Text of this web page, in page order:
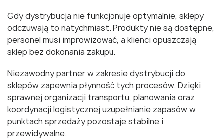
Gdy dystrybucja nie funkcjonuje optymalnie, sklepy
odczuwają to natychmiast. Produkty nie są dostępne,
personel musi improwizować, a klienci opuszczają
sklep bez dokonania zakupu.
Niezawodny partner w zakresie dystrybucji do
sklepów zapewnia płynność tych procesów. Dzięki
sprawnej organizacji transportu, planowania oraz
koordynacji logistycznej uzupełnianie zapasów w
punktach sprzedaży pozostaje stabilne i
przewidywalne.